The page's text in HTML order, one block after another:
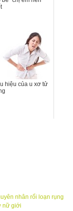
hiệu của u xơ tử
nhân rối loạn rụng
nữ giới